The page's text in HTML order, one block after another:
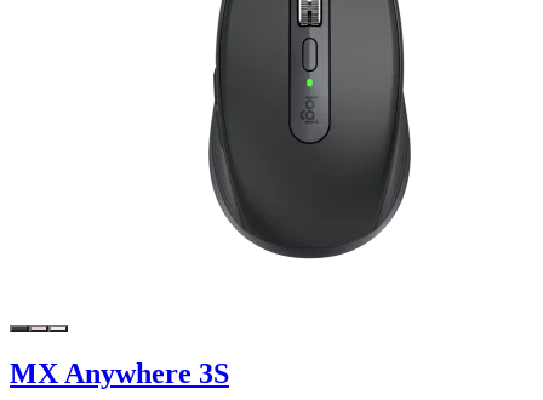
MX Anywhere 3S